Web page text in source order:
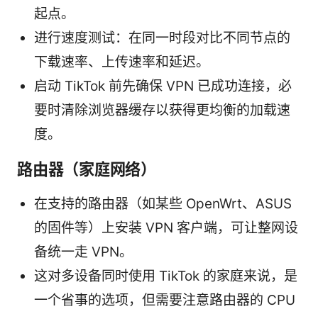
起点。
进行速度测试：在同一时段对比不同节点的
下载速率、上传速率和延迟。
启动 TikTok 前先确保 VPN 已成功连接，必
要时清除浏览器缓存以获得更均衡的加载速
度。
路由器（家庭网络）
在支持的路由器（如某些 OpenWrt、ASUS
的固件等）上安装 VPN 客户端，可让整网设
备统一走 VPN。
这对多设备同时使用 TikTok 的家庭来说，是
一个省事的选项，但需要注意路由器的 CPU